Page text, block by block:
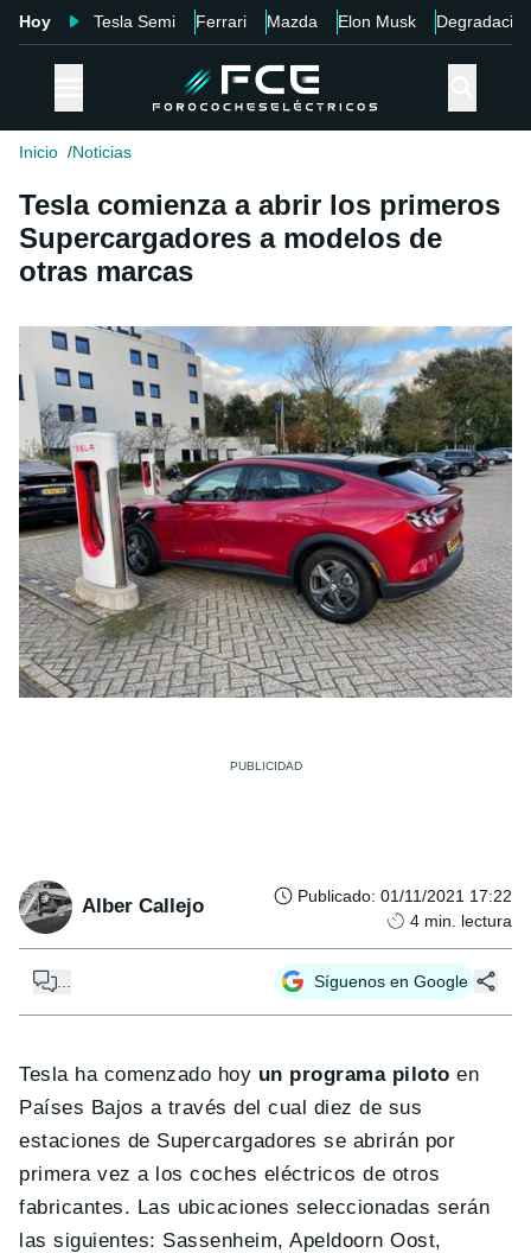
Hoy Tesla Semi Ferrari Mazda Elon Musk Degradación
Inicio Noticias
Tesla comienza a abrir los primeros
Supercargadores a modelos de
otras marcas
Alber Callejo Publicado: 01/11/2021 17:22
4 min. lectura
Síguenos en Google
Tesla ha comenzado hoy un programa piloto en
Países Bajos a través del cual diez de sus
estaciones de Supercargadores se abrirán por
primera vez a los coches eléctricos de otros
fabricantes. Las ubicaciones seleccionadas serán
las siguientes: Sassenheim, Apeldoorn Oost,